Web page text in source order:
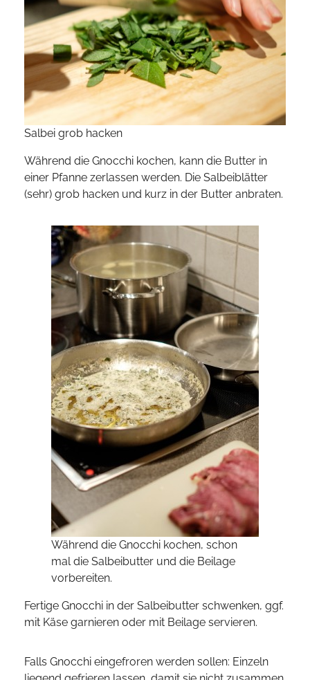
Salbei grob hacken
Während die Gnocchi kochen, kann die Butter in
einer Pfanne zerlassen werden. Die Salbeiblätter
(sehr) grob hacken und kurz in der Butter anbraten.
Während die Gnocchi kochen, schon
mal die Salbeibutter und die Beilage
vorbereiten.
Fertige Gnocchi in der Salbeibutter schwenken, ggf.
mit Käse garnieren oder mit Beilage servieren.
Falls Gnocchi eingefroren werden sollen: Einzeln